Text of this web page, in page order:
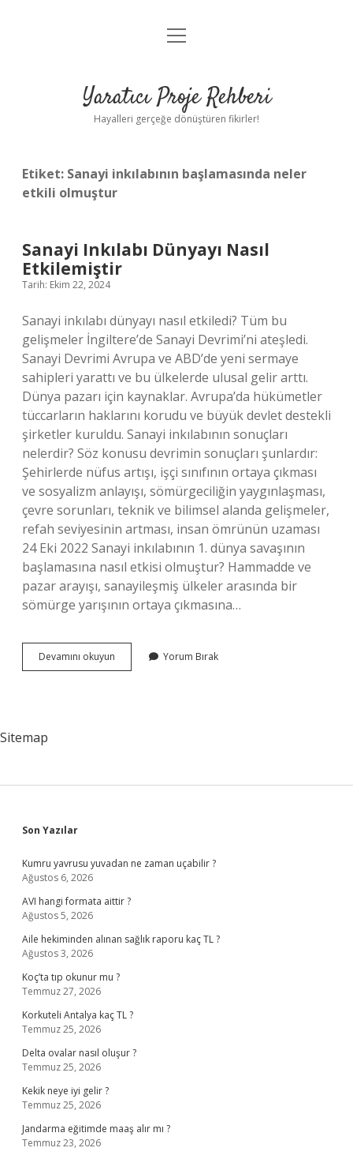
Anasayfa
Yasal Uyarı
menüyü
Yaratıcı Proje Rehberi
Hayalleri gerçeğe dönüştüren fikirler!
Etiket: Sanayi inkılabının başlamasında neler
etkili olmuştur
Sanayi Inkılabı Dünyayı Nasıl
Etkilemiştir
Tarih: Ekim 22, 2024
Sanayi inkılabı dünyayı nasıl etkiledi? Tüm bu
gelişmeler İngiltere’de Sanayi Devrimi’ni ateşledi.
Sanayi Devrimi Avrupa ve ABD’de yeni sermaye
sahipleri yarattı ve bu ülkelerde ulusal gelir arttı.
Dünya pazarı için kaynaklar. Avrupa’da hükümetler
tüccarların haklarını korudu ve büyük devlet destekli
şirketler kuruldu. Sanayi inkılabının sonuçları
nelerdir? Söz konusu devrimin sonuçları şunlardır:
Şehirlerde nüfus artışı, işçi sınıfının ortaya çıkması
ve sosyalizm anlayışı, sömürgeciliğin yaygınlaşması,
çevre sorunları, teknik ve bilimsel alanda gelişmeler,
refah seviyesinin artması, insan ömrünün uzaması
24 Eki 2022 Sanayi inkılabının 1. dünya savaşının
başlamasına nasıl etkisi olmuştur? Hammadde ve
pazar arayışı, sanayileşmiş ülkeler arasında bir
sömürge yarışının ortaya çıkmasına…
Devamını okuyun
Inkılabı
Yorum Bırak
Sitemap
Sidebar
Son Yazılar
Kumru yavrusu yuvadan ne zaman uçabilir ?
Ağustos 6, 2026
AVI hangi formata aittir ?
Ağustos 5, 2026
Aile hekiminden alınan sağlık raporu kaç TL ?
Ağustos 3, 2026
Koç’ta tıp okunur mu ?
Temmuz 27, 2026
Korkuteli Antalya kaç TL ?
Temmuz 25, 2026
Delta ovalar nasıl oluşur ?
Temmuz 25, 2026
Kekik neye iyi gelir ?
Temmuz 25, 2026
Jandarma eğitimde maaş alır mı ?
Temmuz 23, 2026